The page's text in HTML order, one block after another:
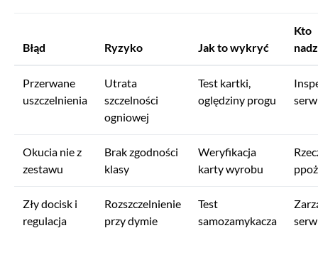
Błąd Ryzyko Jak to wykryć
Kto
Przerwane
uszczelnienia
Utrata
szczelności
ogniowej
Test kartki,
oględziny progu
Okucia nie z
zestawu
Brak zgodności
klasy
Weryfikacja
karty wyrobu
ppoż
Zły docisk i
regulacja
Rozszczelnienie
przy dymie
Test
samozamykacza